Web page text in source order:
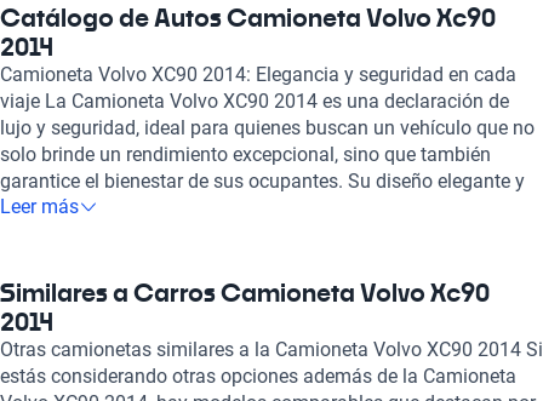
Catálogo de Autos Camioneta Volvo Xc90
2014
Camioneta Volvo XC90 2014: Elegancia y seguridad en cada
viaje La Camioneta Volvo XC90 2014 es una declaración de
lujo y seguridad, ideal para quienes buscan un vehículo que no
solo brinde un rendimiento excepcional, sino que también
garantice el bienestar de sus ocupantes. Su diseño elegante y
robusto, combinado con una aerodinámica eficiente, la
capó, la XC90 2014 cuenta con potentes motores que ofrecen
una conducción suave y responsiva, mientras que su avanzada
tracción integral garantiza un agarre excepcional en diversas
condiciones. El interior es un oasis de comodidad, con asientos
de cuero de alta calidad, amplios espacios para todos los
Leer más
Similares a Carros Camioneta Volvo Xc90
2014
Otras camionetas similares a la Camioneta Volvo XC90 2014 Si
estás considerando otras opciones además de la Camioneta